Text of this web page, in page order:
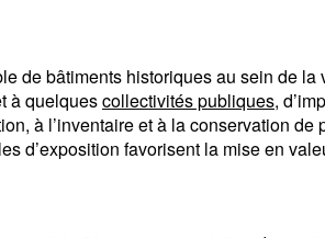
de bâtiments historiques au sein de
à quelquescollectivités publiques,
à l’inventaire et à la conservation
d’exposition favorisent la mise en